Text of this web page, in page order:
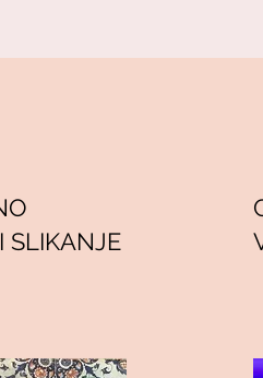
SLIKANJE